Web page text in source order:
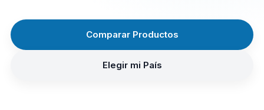
Comparar Productos
Elegir mi País